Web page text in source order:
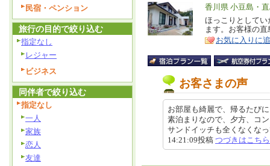
エ
リ
ア
香川県 小豆島・
特
徴
ほっこりとして
ます。お客様の
お気に入りに
お客さまの声
お部屋も綺麗で、帰るたび
素泊まりなので、夕方、コ
サンドイッチも全くなくな
14:21:09投稿 つづきはこちら
民宿・ペンション
旅行の目的で絞り込む
指定なし
レジャー
ビジネス
同伴者で絞り込む
指定なし
一人
家族
恋人
友達